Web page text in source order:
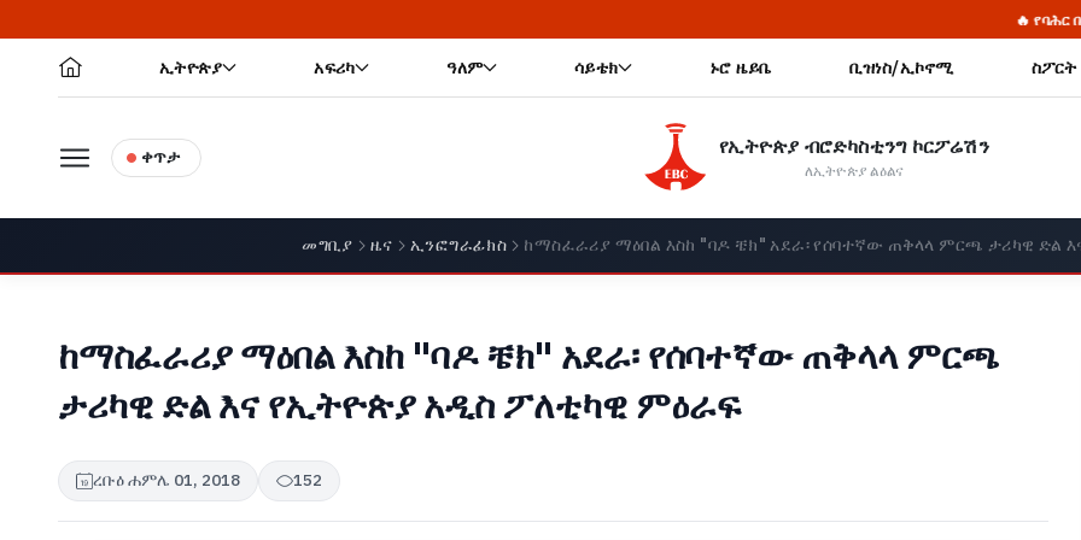
🔥 የባሕር በር ጥያቄ፦ የሰላምና የጋራ
ኢትዮጵያ አፍሪካ ዓለም ሳይቴክ ኑሮ ዜይቤ ቢዝነስ/ኢኮኖሚ ስፖርት
ቀጥታ የኢትዮጵያ ብሮድካስቲንግ ኮርፖሬሽን
ለኢትዮጵያ ልዕልና
መግቢያ ዜና ኢንፎግራፊክስ ከማስፈራሪያ ማዕበል እስከ "ባዶ ቼክ" አደራ፡ የሰባተኛው ጠቅላላ ምርጫ ታሪካዊ ድል
ከማስፈራሪያ ማዕበል እስከ "ባዶ ቼክ" አደራ፡ የሰባተኛው ጠቅላላ ምርጫ
ታሪካዊ ድል እና የኢትዮጵያ አዲስ ፖለቲካዊ ምዕራፍ
ረቡዕ ሐምሌ 01, 2018 152